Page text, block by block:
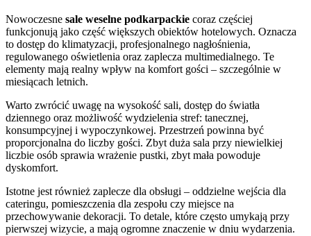
Nowoczesne sale weselne podkarpackie coraz częściej
funkcjonują jako część większych obiektów hotelowych. Oznacza
to dostęp do klimatyzacji, profesjonalnego nagłośnienia,
regulowanego oświetlenia oraz zaplecza multimedialnego. Te
elementy mają realny wpływ na komfort gości – szczególnie w
miesiącach letnich.
Warto zwrócić uwagę na wysokość sali, dostęp do światła
dziennego oraz możliwość wydzielenia stref: tanecznej,
konsumpcyjnej i wypoczynkowej. Przestrzeń powinna być
proporcjonalna do liczby gości. Zbyt duża sala przy niewielkiej
liczbie osób sprawia wrażenie pustki, zbyt mała powoduje
dyskomfort.
Istotne jest również zaplecze dla obsługi – oddzielne wejścia dla
cateringu, pomieszczenia dla zespołu czy miejsce na
przechowywanie dekoracji. To detale, które często umykają przy
pierwszej wizycie, a mają ogromne znaczenie w dniu wydarzenia.